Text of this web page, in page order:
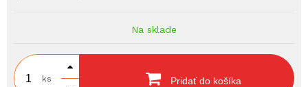
Na sklade
ks Pridať do košíka